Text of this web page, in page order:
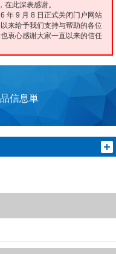
此深表感谢。
年 9 月 8 日正式关闭门户网站
来给予我们支持与帮助的各位
衷心感谢大家一直以来的信任
信息単